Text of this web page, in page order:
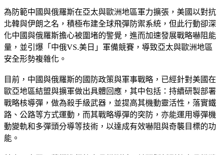
為防範中國與俄羅斯在亞太與歐洲地區軍力擴張，美國以對抗
北韓與伊朗之名，積極布建全球飛彈防禦系統，但此行動卻深
化中國與俄羅斯擔心被圍堵的警覺，進而加速發展戰略嚇阻能
量，並引爆「中俄VS.美日」軍備競賽，導致亞太與歐洲地區
安全形勢複雜化。
目前，中國與俄羅斯的國防政策與軍事戰略，已經針對美國在
歐亞地區結盟與擴軍做出具體回應，其中包括：持續研製部署
戰略核導彈，做為殺手級武器，並提高其機動靈活性，落實鐵
路、公路等方式運動，而其戰略導彈的突防，亦能運用導彈機
動變軌和多彈頭分導等技術，以達成有效嚇阻與奇襲目標的功
能。